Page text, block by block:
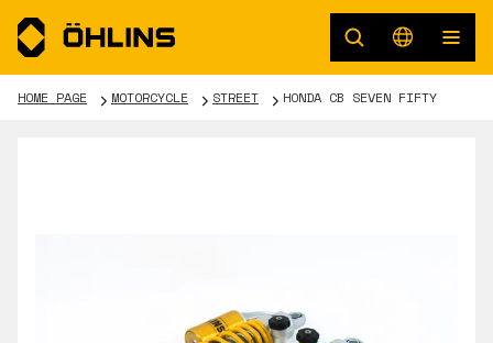
HOME PAGE MOTORCYCLE STREET HONDA CB SEVEN FIFTY